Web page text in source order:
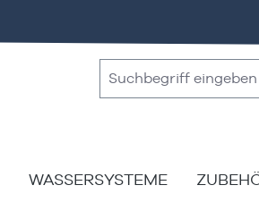
WASSERSYSTEME